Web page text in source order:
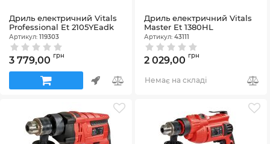
Дриль електричний Vitals
Professional Et 2105YEadk
Артикул: 119303
3 779,00 грн
Дриль електричний Vitals
Master Et 1380HL
Артикул: 43111
2 029,00 грн
Немає на складі